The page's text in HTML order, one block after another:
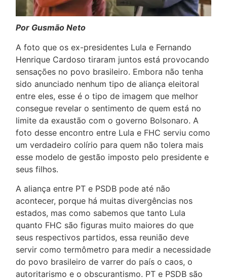
Por Gusmão Neto
A foto que os ex-presidentes Lula e Fernando
Henrique Cardoso tiraram juntos está provocando
sensações no povo brasileiro. Embora não tenha
sido anunciado nenhum tipo de aliança eleitoral
entre eles, esse é o tipo de imagem que melhor
consegue revelar o sentimento de quem está no
limite da exaustão com o governo Bolsonaro. A
foto desse encontro entre Lula e FHC serviu como
um verdadeiro colírio para quem não tolera mais
esse modelo de gestão imposto pelo presidente e
seus filhos.
A aliança entre PT e PSDB pode até não
acontecer, porque há muitas divergências nos
estados, mas como sabemos que tanto Lula
quanto FHC são figuras muito maiores do que
seus respectivos partidos, essa reunião deve
servir como termômetro para medir a necessidade
do povo brasileiro de varrer do país o caos, o
autoritarismo e o obscurantismo. PT e PSDB são